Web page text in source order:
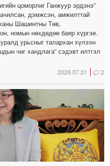
цоморлиг Ганжуур эрдэнэ”
дэмжсэн, амжилттай
Шашинтны Төв,
номын нөхдөдөө баяр хүргэе.
урьсныг талархан хүлээн
чиг хандлага” сэдэвт илтгэл
2026.07.31 2